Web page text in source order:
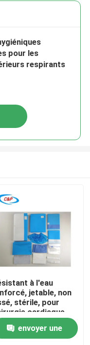
pour les
respirants
à l'eau
jetable, non
stérile, pour
cardiaque,
de drapes pour
cardiaque
envoyer une